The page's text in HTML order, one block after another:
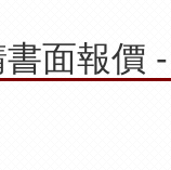
面報價